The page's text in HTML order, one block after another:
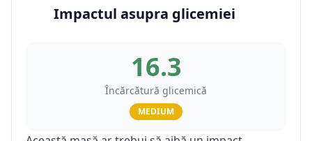
Impactul asupra glicemiei
16.3
Încărcătură glicemică
MEDIUM